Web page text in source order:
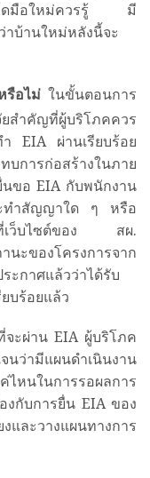
นโดมือใหม่ควรรู้ มี
าบ้านใหม่หลังนี้จะ
รือไม่ ในขั้นตอนการ
สำคัญที่ผู้บริโภคควร
EIA ผ่านเรียบร้อย
การก่อสร้างในภาย
นขอ EIA กับพนักงาน
ะทำสัญญาใด ๆ หรือ
ด้ที่เว็บไซต์ของ สผ.
ะของโครงการจาก
ะกาศแล้วว่าได้รับ
บร้อยแล้ว
จะผ่าน EIA ผู้บริโภค
ว่ามีแผนดำเนินงาน
หนในการรอผลการ
งกับการยื่น EIA ของ
และวางแผนทางการ